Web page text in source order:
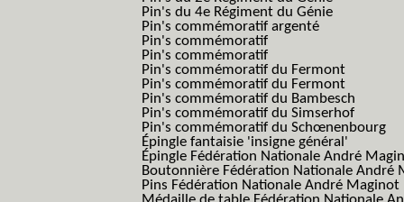
Pin's du 4e Régiment du Génie
Pin's commémoratif argenté
Pin's commémoratif
Pin's commémoratif
Pin's commémoratif du Fermont
Pin's commémoratif du Fermont
Pin's commémoratif du Bambesch
Pin's commémoratif du Simserhof
Pin's commémoratif du Schœnenbourg
Épingle fantaisie 'insigne général'
Épingle Fédération Nationale André
Boutonnière Fédération Nationale André
Pins Fédération Nationale André Maginot